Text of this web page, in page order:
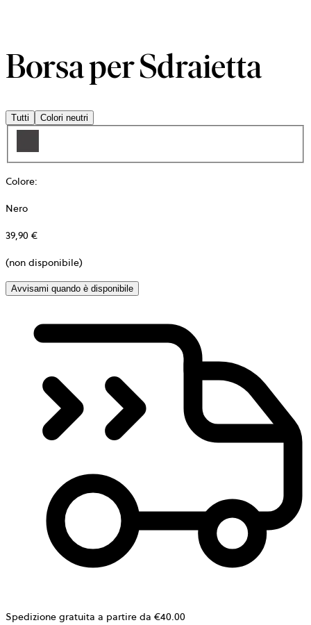
Borsa per Sdraietta
Tutti Colori neutri
Colore:
Nero
39,90 €
(non disponibile)
Avvisami quando è disponibile
Spedizione gratuita a partire da €40.00